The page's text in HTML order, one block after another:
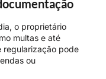
o proprietário
multas e até
regularização pode
ou